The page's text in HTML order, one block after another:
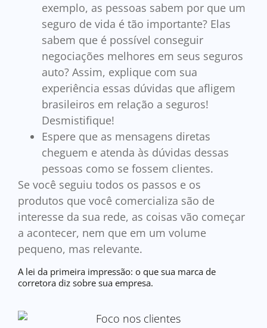
exemplo, as pessoas sabem por que um
seguro de vida é tão importante? Elas
sabem que é possível conseguir
negociações melhores em seus seguros
auto? Assim, explique com sua
experiência essas dúvidas que afligem
brasileiros em relação a seguros!
Desmistifique!
Espere que as mensagens diretas
cheguem e atenda às dúvidas dessas
pessoas como se fossem clientes.
Se você seguiu todos os passos e os
produtos que você comercializa são de
interesse da sua rede, as coisas vão começar
a acontecer, nem que em um volume
pequeno, mas relevante.
A lei da primeira impressão: o que sua marca de
corretora diz sobre sua empresa.